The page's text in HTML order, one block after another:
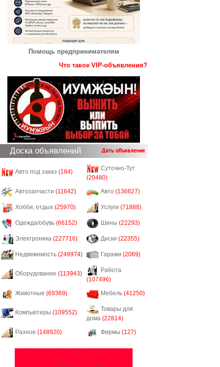
Помощь предпринимателям
Что такое VIP-объявления?
Доска объявлений Дать объявление
Авто под заказ (184)
Суточно-Тут
(20480)
Автозапчасти (11642) Авто (136627)
Хобби, отдых (25970) Услуги (71888)
Одежда/обувь (66152) Шины (22293)
Электроника (227716) Диски (22355)
Недвижимость (249974) Гаражи (2069)
Оборудование (113943)
Работа
(107496)
Животные (69369) Мебель (41250)
Компьютеры (109552)
Товары для
дома (22814)
Разное (148920) Фирмы (127)